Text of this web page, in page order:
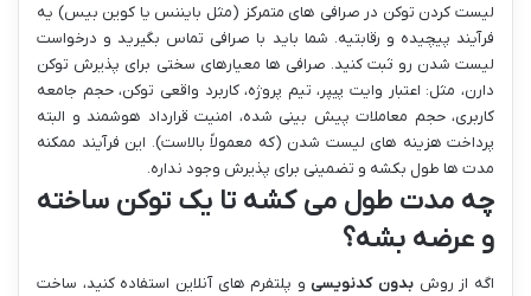
لیست کردن توکن در صرافی های متمرکز (مثل بایننس یا کوین بیس) یه
فرآیند پیچیده و رقابتیه. شما باید با صرافی تماس بگیرید و درخواست
لیست شدن رو ثبت کنید. صرافی ها معیارهای سختی برای پذیرش توکن
دارن، مثل: اعتبار وایت پیپر، تیم پروژه، کاربرد واقعی توکن، حجم جامعه
کاربری، حجم معاملات پیش بینی شده، امنیت قرارداد هوشمند و البته
پرداخت هزینه های لیست شدن (که معمولاً بالاست). این فرآیند ممکنه
مدت ها طول بکشه و تضمینی برای پذیرش وجود نداره.
چه مدت طول می کشه تا یک توکن ساخته
و عرضه بشه؟
اگه از روش بدون کدنویسی و پلتفرم های آنلاین استفاده کنید، ساخت